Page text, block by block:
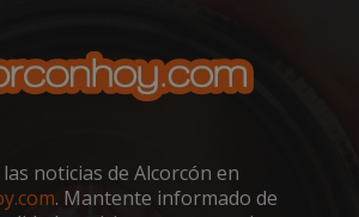
noticias de Alcorcón en
. Mantente informado de